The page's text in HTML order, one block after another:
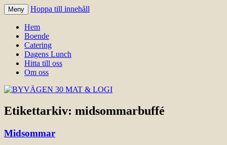
BYVÄGEN 30 MAT & LOGI
upplevelse hos oss.
Meny Hoppa till innehåll
Hem
Boende
Catering
Dagens Lunch
Hitta till oss
Om oss
Etikettarkiv: midsommarbuffé
Midsommar